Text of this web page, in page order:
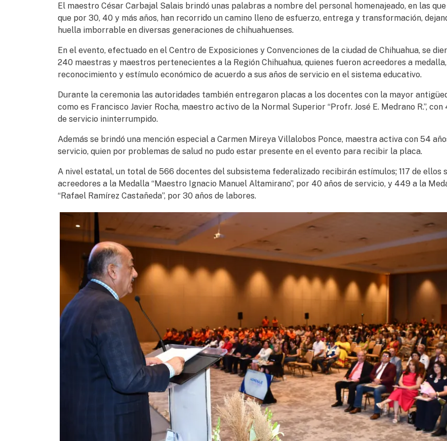
El maestro César Carbajal Salais brindó unas palabras a nombre del personal homenajeado, en las
que por 30, 40 y más años, han recorrido un camino lleno de esfuerzo, entrega y transformación,
huella imborrable en diversas generaciones de chihuahuenses.
En el evento, efectuado en el Centro de Exposiciones y Convenciones de la ciudad de Chihuahua, se
240 maestras y maestros pertenecientes a la Región Chihuahua, quienes fueron acreedores a medalla,
reconocimiento y estímulo económico de acuerdo a sus años de servicio en el sistema educativo.
Durante la ceremonia las autoridades también entregaron placas a los docentes con la mayor
como es Francisco Javier Rocha, maestro activo de la Normal Superior “Profr. José E. Medrano R.”, con
de servicio ininterrumpido.
Además se brindó una mención especial a Carmen Mireya Villalobos Ponce, maestra activa con 54
servicio, quien por problemas de salud no pudo estar presente en el evento para recibir la placa.
A nivel estatal, un total de 566 docentes del subsistema federalizado recibirán estímulos; 117 de ellos
acreedores a la Medalla “Maestro Ignacio Manuel Altamirano”, por 40 años de servicio, y 449 a la
“Rafael Ramírez Castañeda”, por 30 años de labores.